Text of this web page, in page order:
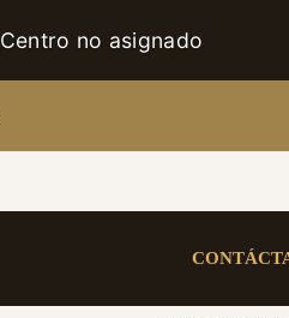
Centro no asignado